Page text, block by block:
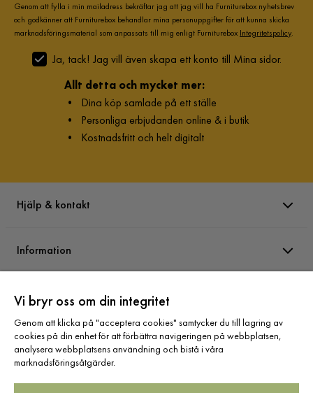
Genom att fylla i min mailadress bekräftar jag att jag vill ha Furniturebox nyhetsbrev
och godkänner att Furniturebox behandlar mina personuppgifter för att kunna skicka
marknadsföringsmaterial som anpassats till mig enligt Furniturebox Integritetspolicy.
Ja, tack! Jag vill även skapa ett konto till Mina sidor.
Allt detta och mycket mer:
• Dina köp samlade på ett ställe
• Personliga erbjudanden online & i butik
• Kostnadsfritt och helt digitalt
Hjälp & kontakt
Information
Varumärken
Sortiment
Vi bryr oss om din integritet
Genom att klicka på "acceptera cookies" samtycker du till lagring av
cookies på din enhet för att förbättra navigeringen på webbplatsen,
analysera webbplatsens användning och bistå i våra
marknadsföringsåtgärder.